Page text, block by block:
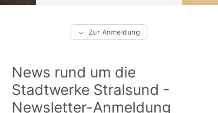
Zur Anmeldung
News rund um die
Stadtwerke Stralsund -
Newsletter-Anmeldung